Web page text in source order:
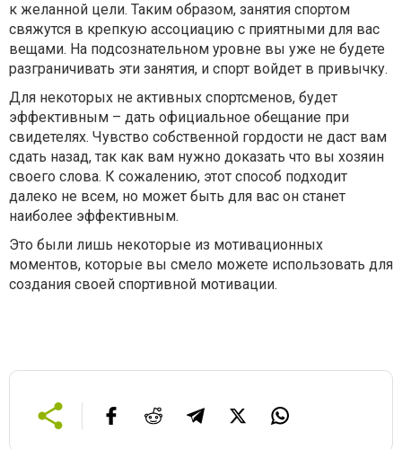
к желанной цели. Таким образом, занятия спортом
свяжутся в крепкую ассоциацию с приятными для вас
вещами. На подсознательном уровне вы уже не будете
разграничивать эти занятия, и спорт войдет в привычку.
Для некоторых не активных спортсменов, будет
эффективным – дать официальное обещание при
свидетелях. Чувство собственной гордости не даст вам
сдать назад, так как вам нужно доказать что вы хозяин
своего слова. К сожалению, этот способ подходит
далеко не всем, но может быть для вас он станет
наиболее эффективным.
Это были лишь некоторые из мотивационных
моментов, которые вы смело можете использовать для
создания своей спортивной мотивации.